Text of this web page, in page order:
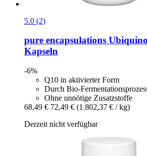
5.0 (2)
pure encapsulations
Kapseln
-6%
Q10 in aktivierter Form
Durch Bio-
Ohne unnötige Zusatzstoffe
68,49 € 72,49 € (1.802,37 € / kg)
Derzeit nicht verfügbar